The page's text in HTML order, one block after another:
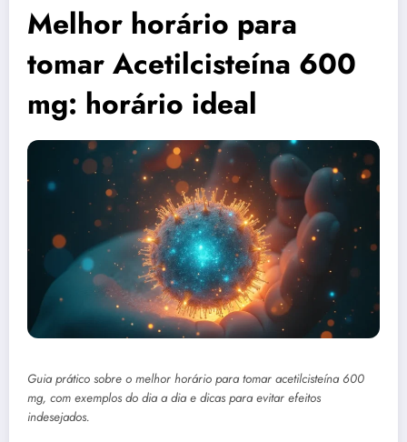
Melhor horário para
tomar Acetilcisteína 600
mg: horário ideal
Guia prático sobre o melhor horário para tomar acetilcisteína 600
mg, com exemplos do dia a dia e dicas para evitar efeitos
indesejados.